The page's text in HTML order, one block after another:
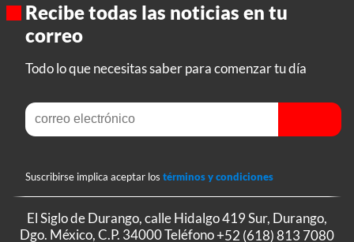
Recibe todas las noticias en tu
correo
Todo lo que necesitas saber para comenzar tu día
Suscribirse implica aceptar los términos y condiciones
El Siglo de Durango, calle Hidalgo 419 Sur, Durango,
Dgo. México, C.P. 34000 Teléfono+52 (618) 813 7080